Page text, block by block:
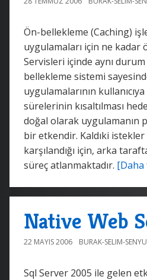
Ön-bellekleme (Caching)
uygulamaları için ne kadar
Servisleri içinde aynı
bellekleme sistemi
uygulamalarının
sürelerinin kısaltılması
doğal olarak uygulamanın
bir etkendir. Kaldıki
karşılandığı için, arka
süreç atlanmaktadır. [Daha
Native Web
22 MAYIS 2006 BURAK-SELIM-
Sql Server 2005 ile gelen